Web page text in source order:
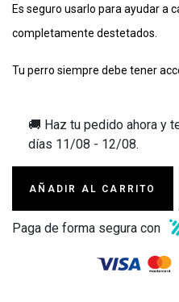
Es seguro usarlo para ayudar a
completamente destetados.
Tu perro siempre debe tener
🚚 Haz tu pedido ahora y
días 11/08 - 12/08.
AÑADIR AL CARRITO
Paga de forma segura con